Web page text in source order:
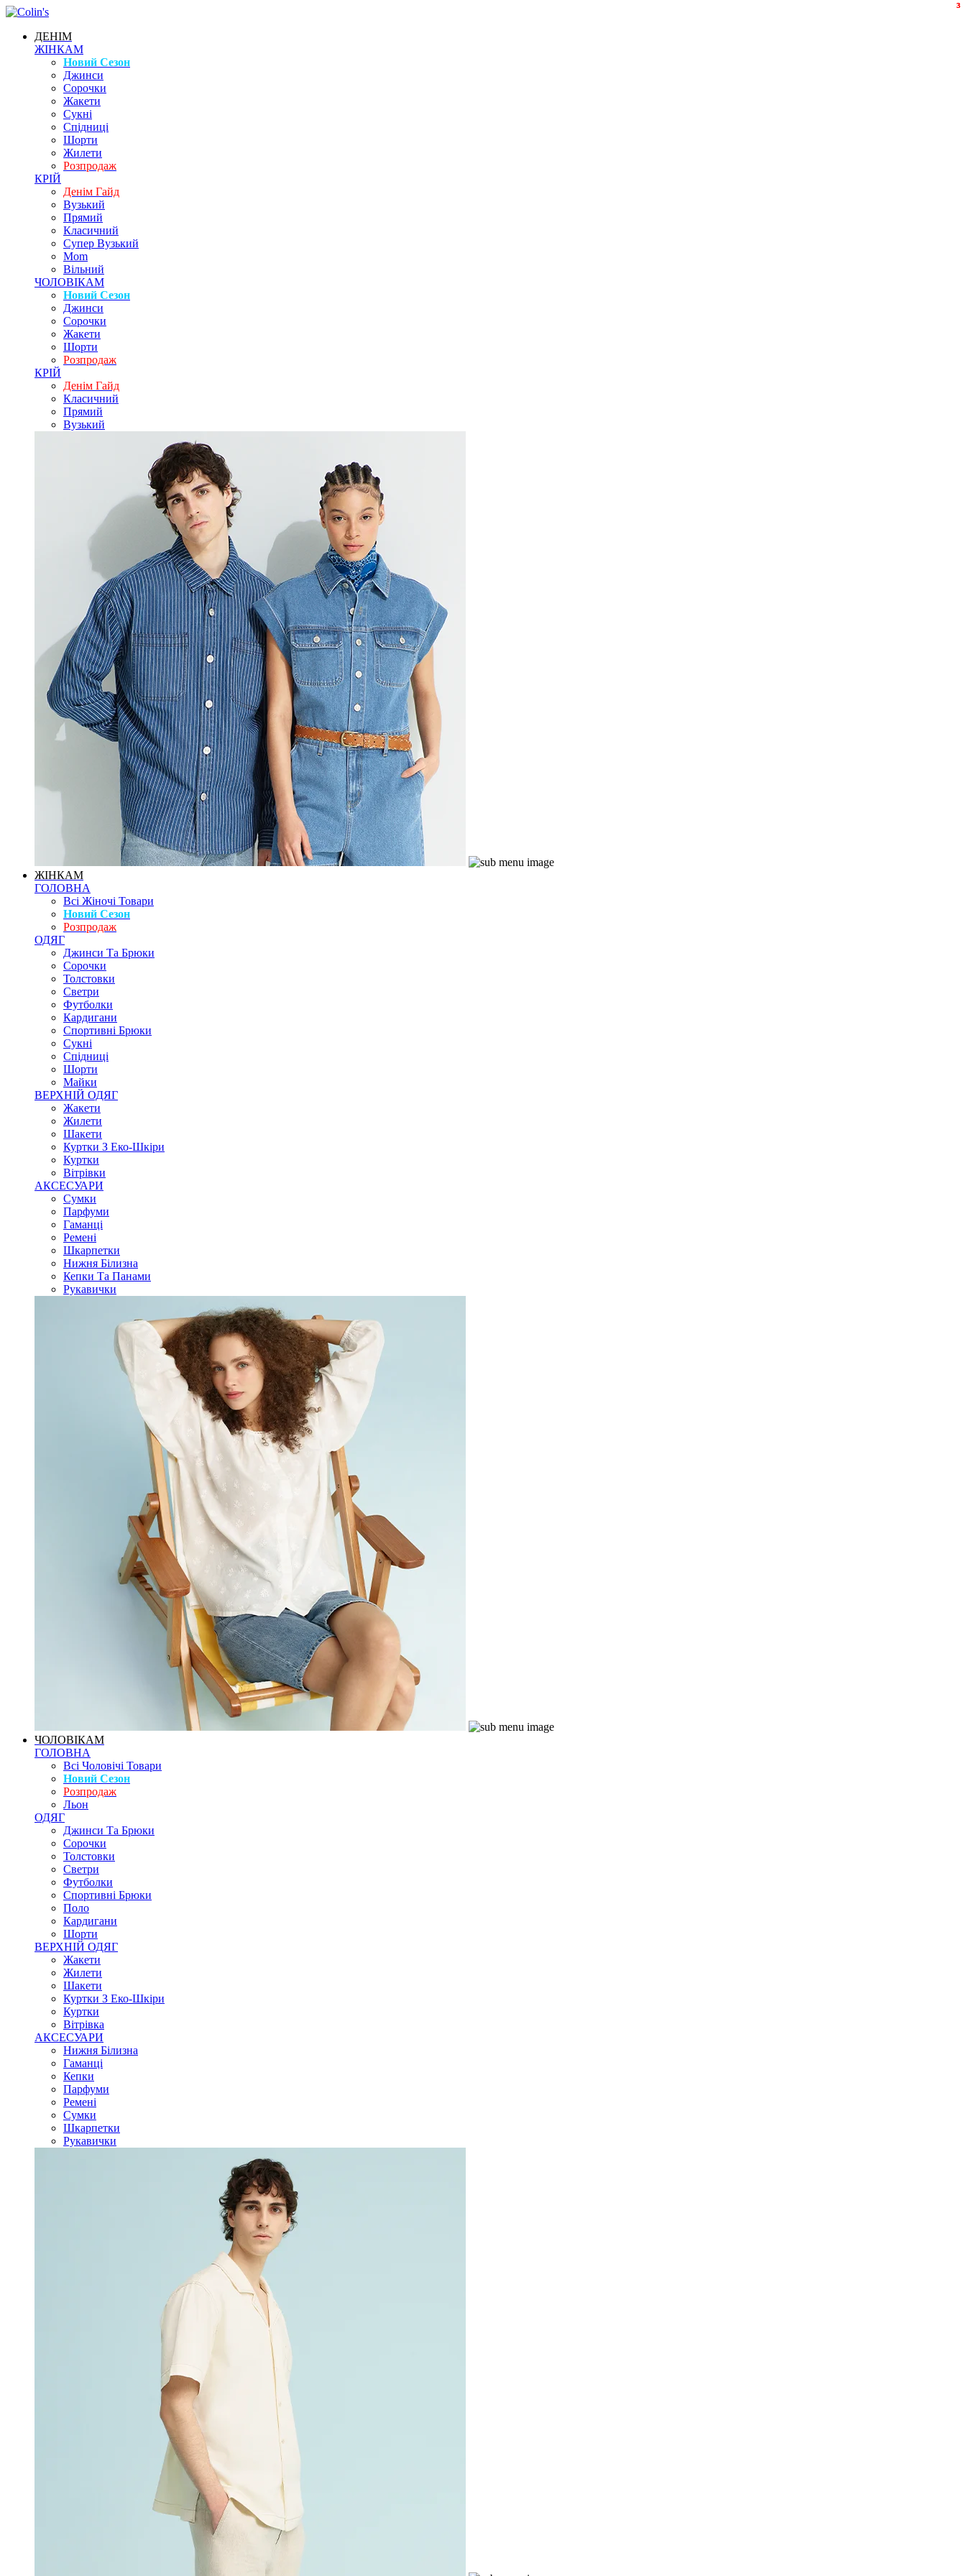
ДЕНІМ
ЖІНКАМ
Новий Сезон
Джинси
Сорочки
Жакети
Сукні
Спідниці
Шорти
Жилети
Розпродаж
КРІЙ
Денім Гайд
Вузький
Прямий
Класичний
Супер Вузький
Mom
Вільний
ЧОЛОВІКАМ
Новий Сезон
Джинси
Сорочки
Жакети
Шорти
Розпродаж
КРІЙ
Денім Гайд
Класичний
Прямий
Вузький
ЖІНКАМ
ГОЛОВНА
Всі Жіночі Товари
Новий Сезон
Розпродаж
ОДЯГ
Джинси Та Брюки
Сорочки
Толстовки
Светри
Футболки
Кардигани
Спортивні Брюки
Сукні
Спідниці
Шорти
Майки
ВЕРХНІЙ ОДЯГ
Жакети
Жилети
Шакети
Куртки З Еко-Шкіри
Куртки
Вітрівки
АКСЕСУАРИ
Сумки
Парфуми
Гаманці
Ремені
Шкарпетки
Нижня Білизна
Кепки Та Панами
Рукавички
ЧОЛОВІКАМ
ГОЛОВНА
Всі Чоловічі Товари
Новий Сезон
Розпродаж
Льон
ОДЯГ
Джинси Та Брюки
Сорочки
Толстовки
Светри
Футболки
Спортивні Брюки
Поло
Кардигани
Шорти
ВЕРХНІЙ ОДЯГ
Жакети
Жилети
Шакети
Куртки З Еко-Шкіри
Куртки
Вітрівка
АКСЕСУАРИ
Нижня Білизна
Гаманці
Кепки
Парфуми
Ремені
Сумки
Шкарпетки
Рукавички
3
3
3